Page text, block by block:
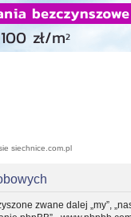
siechnice.com.pl
zwane dalej „my”,